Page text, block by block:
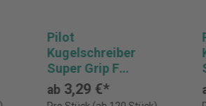
Pilot
Kugelschreiber
Super Grip F
Druckmechanik
Mine rt
ab 3,29 €*